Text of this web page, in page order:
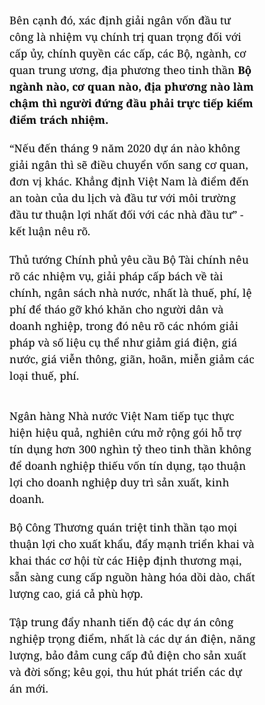
Bên cạnh đó, xác định giải ngân vốn đầu tư
công là nhiệm vụ chính trị quan trọng đối với
cấp ủy, chính quyền các cấp, các Bộ, ngành, cơ
quan trung ương, địa phương theo tinh thần Bộ
ngành nào, cơ quan nào, địa phương nào làm
chậm thì người đứng đầu phải trực tiếp kiểm
điểm trách nhiệm.
“Nếu đến tháng 9 năm 2020 dự án nào không
giải ngân thì sẽ điều chuyển vốn sang cơ quan,
đơn vị khác. Khẳng định Việt Nam là điểm đến
an toàn của du lịch và đầu tư với môi trường
đầu tư thuận lợi nhất đối với các nhà đầu tư” -
kết luận nêu rõ.
Thủ tướng Chính phủ yêu cầu Bộ Tài chính nêu
rõ các nhiệm vụ, giải pháp cấp bách về tài
chính, ngân sách nhà nước, nhất là thuế, phí, lệ
phí để tháo gỡ khó khăn cho người dân và
doanh nghiệp, trong đó nêu rõ các nhóm giải
pháp và số liệu cụ thể như giảm giá điện, giá
nước, giá viễn thông, giãn, hoãn, miễn giảm các
loại thuế, phí.
Ngân hàng Nhà nước Việt Nam tiếp tục thực
hiện hiệu quả, nghiên cứu mở rộng gói hỗ trợ
tín dụng hơn 300 nghìn tỷ theo tinh thần không
để doanh nghiệp thiếu vốn tín dụng, tạo thuận
lợi cho doanh nghiệp duy trì sản xuất, kinh
doanh.
Bộ Công Thương quán triệt tinh thần tạo mọi
thuận lợi cho xuất khẩu, đẩy mạnh triển khai và
khai thác cơ hội từ các Hiệp định thương mại,
sẵn sàng cung cấp nguồn hàng hóa dồi dào, chất
lượng cao, giá cả phù hợp.
Tập trung đẩy nhanh tiến độ các dự án công
nghiệp trọng điểm, nhất là các dự án điện, năng
lượng, bảo đảm cung cấp đủ điện cho sản xuất
và đời sống; kêu gọi, thu hút phát triển các dự
án mới.